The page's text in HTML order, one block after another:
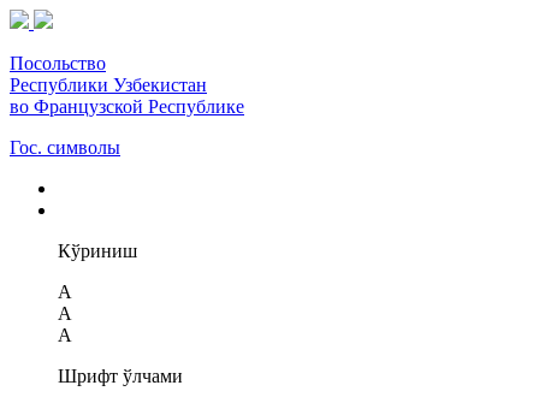
Посольство
Республики Узбекистан
во Французской Республике
Гос. символы
Кўриниш
A
A
A
Шрифт ўлчами